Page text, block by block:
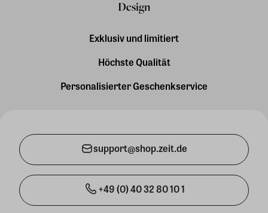
Design
Exklusiv und limitiert
Höchste Qualität
Personalisierter Geschenkservice
support@shop.zeit.de
+49 (0) 40 32 80 10 1